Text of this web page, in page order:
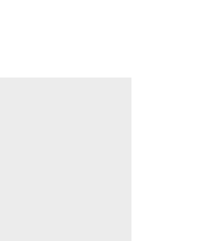
Vzdelanie a kurzy:
kurz kondičný tréner 1.